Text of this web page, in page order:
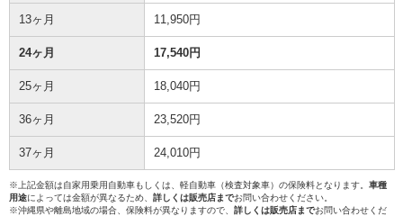
13ヶ月 11,950円
24ヶ月 17,540円
25ヶ月 18,040円
36ヶ月 23,520円
37ヶ月 24,010円
※上記金額は自家用乗用自動車もしくは、軽自動車（検査対象車）の保険料となります。 車種
用途によっては金額が異なるため、 詳しくは販売店までお問い合わせください。
※沖縄県や離島地域の場合、保険料が異なりますので、 詳しくは販売店までお問い合わせくだ